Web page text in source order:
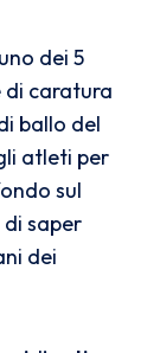
dei 5
di caratura
ballo del
atleti per
sul
saper
dei